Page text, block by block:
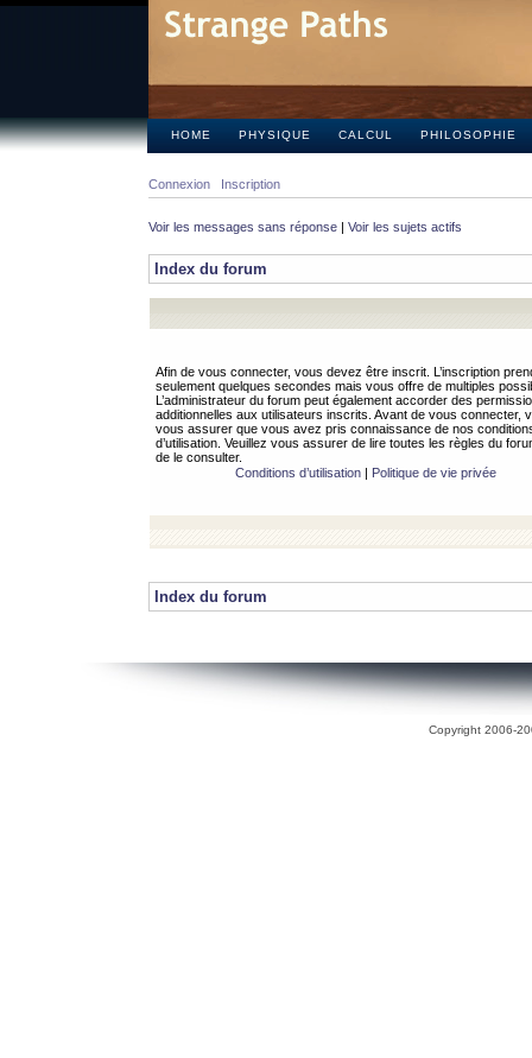
HOME PHYSIQUE CALCUL PHILOSOPHIE
Connexion Inscription
Voir les messages sans réponse | Voir les sujets actifs
Index du forum
Afin de vous connecter, vous devez être inscrit. L’inscription
seulement quelques secondes mais vous offre de multiples
L’administrateur du forum peut également accorder des
additionnelles aux utilisateurs inscrits. Avant de vous connecter,
vous assurer que vous avez pris connaissance de nos
d’utilisation. Veuillez vous assurer de lire toutes les règles du
de le consulter.
Conditions d’utilisation| Politique de vie privée
Index du forum
Copyright 2006-